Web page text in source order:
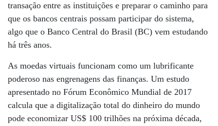
transação entre as instituições e preparar o caminho para
que os bancos centrais possam participar do sistema,
algo que o Banco Central do Brasil (BC) vem estudando
há três anos.
As moedas virtuais funcionam como um lubrificante
poderoso nas engrenagens das finanças. Um estudo
apresentado no Fórum Econômico Mundial de 2017
calcula que a digitalização total do dinheiro do mundo
pode economizar US$ 100 trilhões na próxima década,